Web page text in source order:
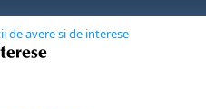
de avere si de interese